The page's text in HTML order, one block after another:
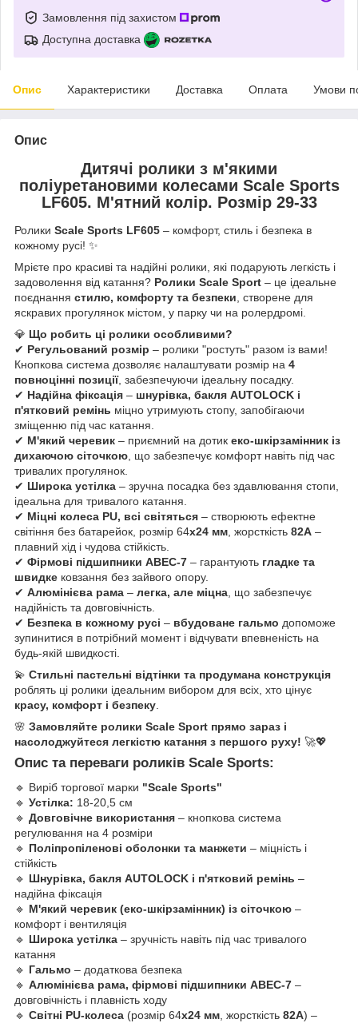
Замовлення під захистом
Доступна доставка
Опис Характеристики Доставка Оплата Умови
Опис
Дитячі ролики з м'якими
поліуретановими колесами Scale Sports
LF605. М'ятний колір. Розмір 29-33
Ролики Scale Sports LF605 – комфорт, стиль і безпека в
кожному русі! ✨
Мрієте про красиві та надійні ролики, які подарують легкість і
задоволення від катання? Ролики Scale Sport – це ідеальне
поєднання стилю, комфорту та безпеки, створене для
яскравих прогулянок містом, у парку чи на ролердромі.
💎 Що робить ці ролики особливими?
✔ Регульований розмір – ролики "ростуть" разом із вами!
Кнопкова система дозволяє налаштувати розмір на 4
повноцінні позиції, забезпечуючи ідеальну посадку.
✔ Надійна фіксація – шнурівка, бакля AUTОLOCK і
п'ятковий ремінь міцно утримують стопу, запобігаючи
зміщенню під час катання.
✔ М'який черевик – приємний на дотик еко-шкірзамінник із
дихаючою сіточкою, що забезпечує комфорт навіть під час
тривалих прогулянок.
✔ Широка устілка – зручна посадка без здавлювання стопи,
ідеальна для тривалого катання.
✔ Міцні колеса PU, всі світяться – створюють ефектне
світіння без батарейок, розмір 64x24 мм, жорсткість 82А –
плавний хід і чудова стійкість.
✔ Фірмові підшипники ABEC-7 – гарантують гладке та
швидке ковзання без зайвого опору.
✔ Алюмінієва рама – легка, але міцна, що забезпечує
надійність та довговічність.
✔ Безпека в кожному русі – вбудоване гальмо допоможе
зупинитися в потрібний момент і відчувати впевненість на
будь-якій швидкості.
💫 Стильні пастельні відтінки та продумана конструкція
роблять ці ролики ідеальним вибором для всіх, хто цінує
красу, комфорт і безпеку.
🌸 Замовляйте ролики Scale Sport прямо зараз і
насолоджуйтеся легкістю катання з першого руху! 🚀💖
Опис та переваги роликів Scale Sports:
🔹 Виріб торгової марки "Scale Sports"
🔹 Устілка: 18-20,5 см
🔹 Довговічне використання – кнопкова система
регулювання на 4 розміри
🔹 Поліпропіленові оболонки та манжети – міцність і
стійкість
🔹 Шнурівка, бакля AUTОLOCK і п'ятковий ремінь –
надійна фіксація
🔹 М'який черевик (еко-шкірзамінник) із сіточкою –
комфорт і вентиляція
🔹 Широка устілка – зручність навіть під час тривалого
катання
🔹 Гальмо – додаткова безпека
🔹 Алюмінієва рама, фірмові підшипники ABEC-7 –
довговічність і плавність ходу
🔹 Світні PU-колеса (розмір 64x24 мм, жорсткість 82А) –